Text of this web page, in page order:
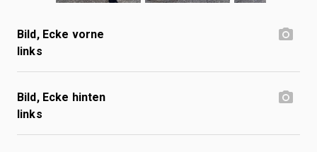
Bild, Ecke vorne
links
Bild, Ecke hinten
links